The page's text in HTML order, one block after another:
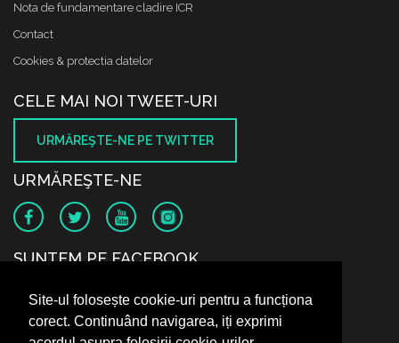
Site-ul folosește cookie-uri pentru a funcționa
corect. Continuând navigarea, iți exprimi
Nota de fundamentare cladire ICR
Contact
Cookies & protectia datelor
CELE MAI NOI TWEET-URI
URMĂREŞTE-NE PE TWITTER
URMĂREŞTE-NE
SUNTEM PE FACEBOOK